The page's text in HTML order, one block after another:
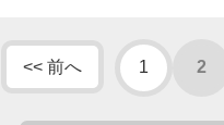
<< 前へ 1 2